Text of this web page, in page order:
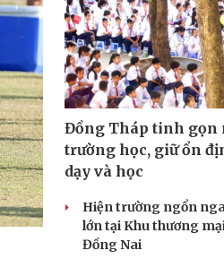
Đồng Tháp tinh gọn
trường học, giữ ổn
dạy và học
Hiện trường ngổn
lớn tại Khu thương
Đồng Nai